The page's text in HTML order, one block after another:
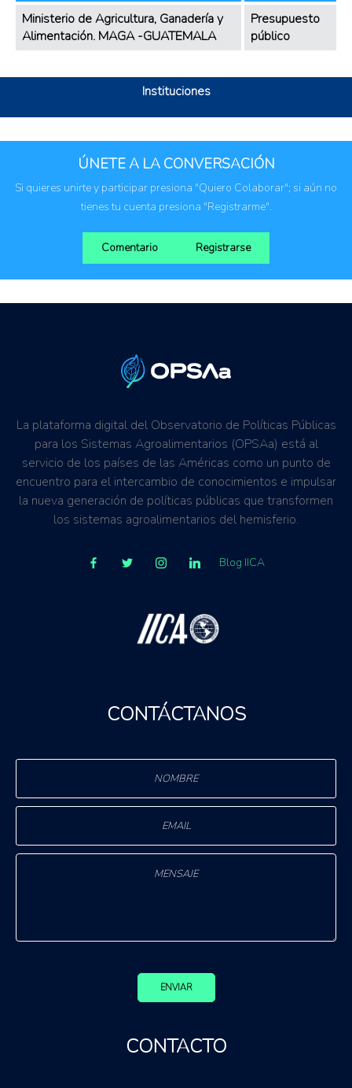
Ministerio de Agricultura, Ganadería y
Alimentación. MAGA -GUATEMALA
Presupuesto
público
Instituciones
ÚNETE A LA CONVERSACIÓN
Si quieres unirte y participar presiona "Quiero Colaborar"; si aún no
tienes tu cuenta presiona "Registrarme".
Comentario Registrarse
La plataforma digital del Observatorio de Políticas Públicas
para los Sistemas Agroalimentarios (OPSAa) está al
servicio de los países de las Américas como un punto de
encuentro para el intercambio de conocimientos e impulsar
la nueva generación de políticas públicas que transformen
los sistemas agroalimentarios del hemisferio.
Blog IICA
CONTÁCTANOS
ENVIAR
CONTACTO